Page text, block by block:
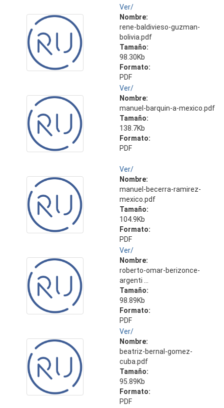
Ver/
Nombre:
rene-baldivieso-guzman-
bolivia.pdf
Tamaño:
98.30Kb
Formato:
PDF
Ver/
Nombre:
manuel-barquin-a-mexico.pdf
Tamaño:
138.7Kb
Formato:
PDF
Ver/
Nombre:
manuel-becerra-ramirez-
mexico.pdf
Tamaño:
104.9Kb
Formato:
PDF
Ver/
Nombre:
roberto-omar-berizonce-
argenti ...
Tamaño:
98.89Kb
Formato:
PDF
Ver/
Nombre:
beatriz-bernal-gomez-
cuba.pdf
Tamaño:
95.89Kb
Formato:
PDF